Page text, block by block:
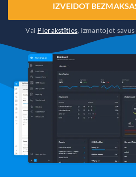
IZVEIDOT
Vai Pierakstīties, izmantojot